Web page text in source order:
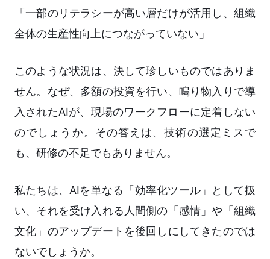
「一部のリテラシーが高い層だけが活用し、組織
全体の生産性向上につながっていない」
このような状況は、決して珍しいものではありま
せん。なぜ、多額の投資を行い、鳴り物入りで導
入されたAIが、現場のワークフローに定着しない
のでしょうか。その答えは、技術の選定ミスで
も、研修の不足でもありません。
私たちは、AIを単なる「効率化ツール」として扱
い、それを受け入れる人間側の「感情」や「組織
文化」のアップデートを後回しにしてきたのでは
ないでしょうか。